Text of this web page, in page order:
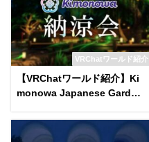
VRChatワールド紹介
【VRChatワールド紹介】Ki
monowa Japanese Garden